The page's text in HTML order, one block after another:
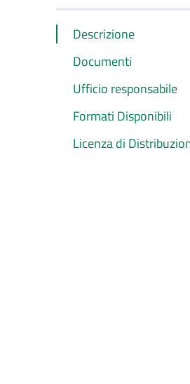
Descrizione
Documenti
Ufficio responsabile
Formati Disponibili
Licenza di